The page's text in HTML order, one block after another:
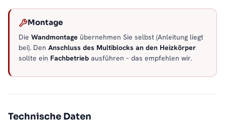
Montage
Die Wandmontage übernehmen Sie selbst (Anleitung liegt
bei). Den Anschluss des Multiblocks an den Heizkörper
sollte ein Fachbetrieb ausführen – das empfehlen wir.
Technische Daten